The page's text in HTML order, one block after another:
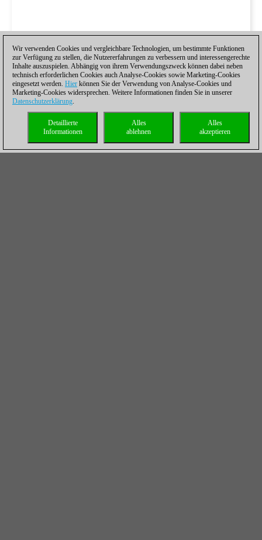
Wir verwenden Cookies und vergleichbare Technologien, um bestimmte Funktionen
zur Verfügung zu stellen, die Nutzererfahrungen zu verbessern und interessengerechte
Inhalte auszuspielen. Abhängig von ihrem Verwendungszweck können dabei neben
technisch erforderlichen Cookies auch Analyse-Cookies sowie Marketing-Cookies
eingesetzt werden. Hier können Sie der Verwendung von Analyse-Cookies und
Marketing-Cookies widersprechen. Weitere Informationen finden Sie in unserer
Datenschutzerklärung.
Alles
akzeptieren
Alles
ablehnen
Detaillierte
Informationen